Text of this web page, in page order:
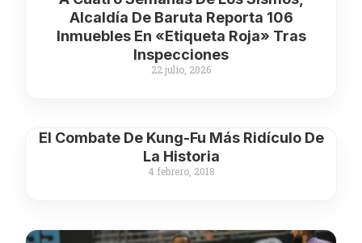
Alcaldía De Baruta Reporta 106
Inmuebles En «etiqueta Roja» Tras
Inspecciones
22 julio, 2026
El Combate De Kung-Fu Más Ridículo De
La Historia
4 febrero, 2018